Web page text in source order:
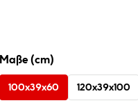
Maße (cm)
100x39x60 120x39x100